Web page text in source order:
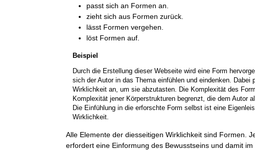
passt sich an Formen an.
zieht sich aus Formen zurück.
lässt Formen vergehen.
löst Formen auf.
Beispiel
Durch die Erstellung dieser Webseite wird eine Form
sich der Autor in das Thema einfühlen und eindenken.
Wirklichkeit an, um sie abzutasten. Die Komplexität des
Komplexität jener Körperstrukturen begrenzt, die dem Autor
Die Einfühlung in die erforschte Form selbst ist eine
Wirklichkeit.
Alle Elemente der diesseitigen Wirklichkeit sind Formen.
erfordert eine Einformung des Bewusstseins und damit